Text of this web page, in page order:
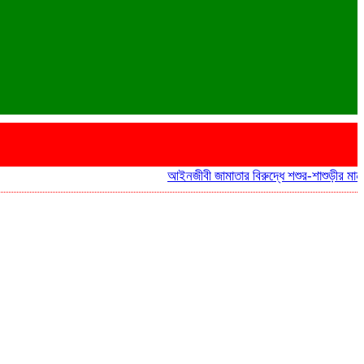
আইনজীবী জামাতার বিরুদ্ধে শশুর-শাশুড়ীর